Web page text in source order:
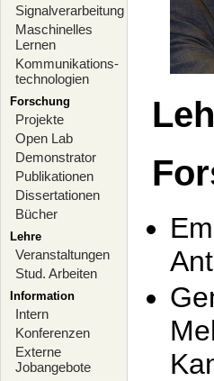
Signalverarbeitung
Maschinelles
Lernen
Kommunikations-
technologien
Forschung
Projekte
Open Lab
Demonstrator
Publikationen
Dissertationen
Bücher
Lehre
Veranstaltungen
Stud. Arbeiten
Information
Intern
Konferenzen
Externe
Jobangebote